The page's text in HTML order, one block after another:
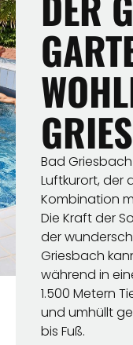
Bad
Luftkurort, der
Kombination
Die Kraft der
der
Griesbach
während in
1.500 Metern
und umhüllt
bis Fuß.